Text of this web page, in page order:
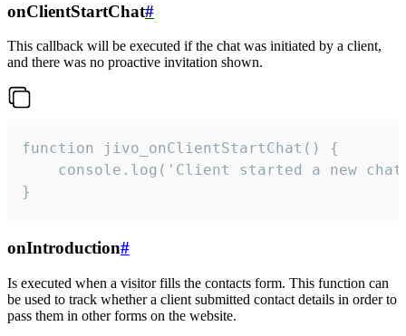
onClientStartChat#
This callback will be executed if the chat was initiated by a client,
and there was no proactive invitation shown.
function jivo_onClientStartChat() {
console.log('Client started a new
}
onIntroduction#
Is executed when a visitor fills the contacts form. This function can
be used to track whether a client submitted contact details in order to
pass them in other forms on the website.